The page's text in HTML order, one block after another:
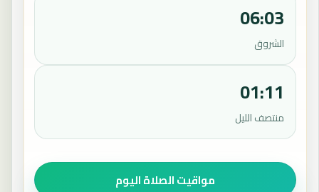
06:03
الشروق
01:11
منتصف الليل
مواقيت الصلاة اليوم